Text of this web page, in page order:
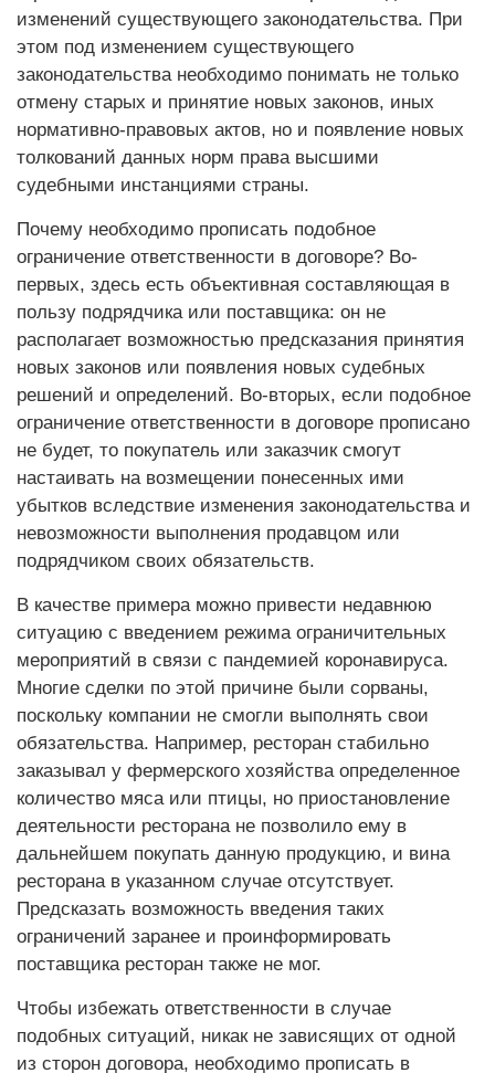
изменений существующего законодательства. При
этом под изменением существующего
законодательства необходимо понимать не только
отмену старых и принятие новых законов, иных
нормативно-правовых актов, но и появление новых
толкований данных норм права высшими
судебными инстанциями страны.
Почему необходимо прописать подобное
ограничение ответственности в договоре? Во-
первых, здесь есть объективная составляющая в
пользу подрядчика или поставщика: он не
располагает возможностью предсказания принятия
новых законов или появления новых судебных
решений и определений. Во-вторых, если подобное
ограничение ответственности в до­гово­ре прописано
не будет, то покупатель или заказчик смогут
настаивать на возмещении понесенных ими
убытков вследствие изменения законодательства и
невозможности выполнения продавцом или
подрядчиком своих обязательств.
В качестве примера можно привести недавнюю
ситуацию с введением режима ограничительных
мероприятий в связи с пандемией коронавируса.
Многие сделки по этой причине были сорваны,
поскольку компании не смогли выполнять свои
обязательства. Например, ресторан стабильно
заказывал у фермерского хозяйства определенное
количество мяса или птицы, но приостановление
деятельности ресторана не позволило ему в
дальнейшем покупать данную продукцию, и вина
ресторана в указанном случае отсутствует.
Предсказать возможность введения таких
ограничений заранее и проинформировать
поставщика ресторан также не мог.
Чтобы избежать ответственности в случае
подобных ситуаций, никак не зависящих от одной
из сторон договора, необходимо прописать в